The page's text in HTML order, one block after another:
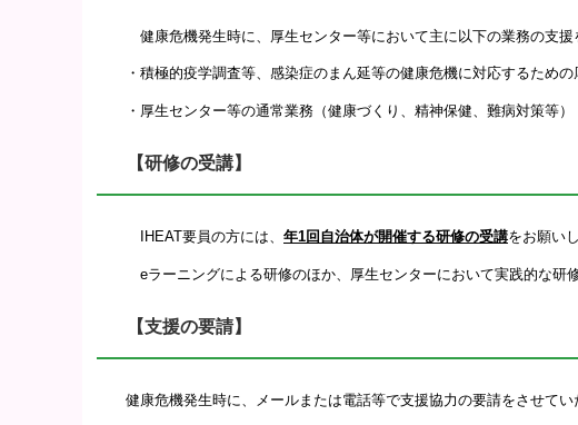
健康危機発生時に、厚生センター等において主に以下の業務の支援
・積極的疫学調査等、感染症のまん延等の健康危機に対応するための
・厚生センター等の通常業務（健康づくり、精神保健、難病対策等）
【研修の受講】
IHEAT要員の方には、 年1回自治体が開催する研修の受講をお願い
eラーニングによる研修のほか、厚生センターにおいて実践的な研修
【支援の要請】
健康危機発生時に、メールまたは電話等で支援協力の要請をさせてい